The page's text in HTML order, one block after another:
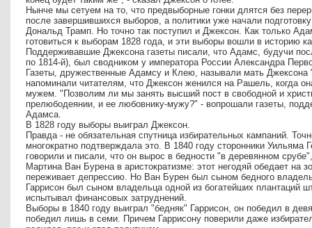
Нынче мы сетуем на то, что предвыборные гонки длятся без
после завершившихся выборов, а политики уже начали
Дональд Трамп. Но точно так поступил и Джексон. Как только
готовиться к выборам 1828 года, и эти выборы вошли в историю
Поддерживавшие Джексона газеты писали, что Адамс, будучи
по 1814-й), был сводником у императора России Александра
Газеты, дружественные Адамсу и Клею, называли мать Джексона
напоминали читателям, что Джексон женился на Рашель, когда
мужем. "Позволим ли мы занять высший пост в свободной и
прелюбодеянии, и ее любовнику-мужу?" - вопрошали газеты,
Адамса.
В 1828 году выборы выиграл Джексон.
Правда - не обязательная спутница избирательных кампаний.
многократно подтверждала это. В 1840 году сторонники Уильяма
говорили и писали, что он вырос в бедности "в деревянном
Мартина Ван Бурена в аристократизме: этот негодяй обедает на
переживает депрессию. Но Ван Бурен был сыном бедного
Гаррисон был сыном владельца одной из богатейших плантаций
испытывал финансовых затруднений.
Выборы в 1840 году выиграл "бедняк" Гаррисон, он победил в
победил лишь в семи. Причем Гаррисону поверили даже